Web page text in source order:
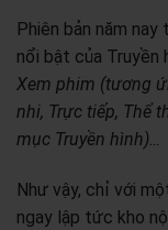
Phiên bản năm
nổi bật của Truyền
Xem phim (tương
nhi, Trực tiếp, Thể
mục Truyền hình)…
Như vậy, chỉ với
ngay lập tức kho